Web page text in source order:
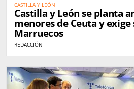
CASTILLA Y LEÓN
Castilla y León se planta
menores de Ceuta y
Marruecos
REDACCIÓN